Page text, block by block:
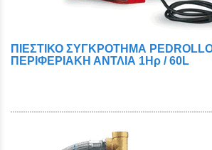
ΠΙΕΣΤΙΚΟ ΣΥΓΚΡΟΤΗΜΑ
ΠΕΡΙΦΕΡΙΑΚΗ ΑΝΤΛΙΑ 1Ηρ / 60L